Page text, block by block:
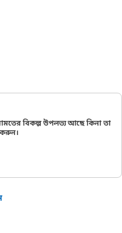
বিকল্প উপলভ্য আছে কিনা তা